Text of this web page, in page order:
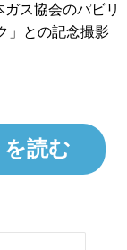
ス協会のパビリ
」との記念撮影
読む